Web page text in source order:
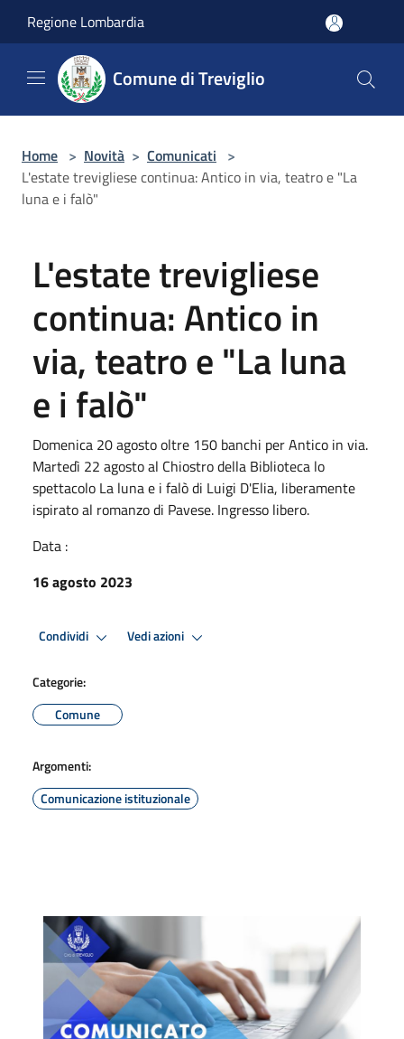
Regione Lombardia
Comune di Treviglio
Home > Novità > Comunicati >
L'estate trevigliese continua: Antico in via, teatro e "La
luna e i falò"
L'estate trevigliese
continua: Antico in
via, teatro e "La luna
e i falò"
Domenica 20 agosto oltre 150 banchi per Antico in via.
Martedì 22 agosto al Chiostro della Biblioteca lo
spettacolo La luna e i falò di Luigi D'Elia, liberamente
ispirato al romanzo di Pavese. Ingresso libero.
Data :
16 agosto 2023
Condividi Vedi azioni
Categorie:
Comune
Argomenti:
Comunicazione istituzionale